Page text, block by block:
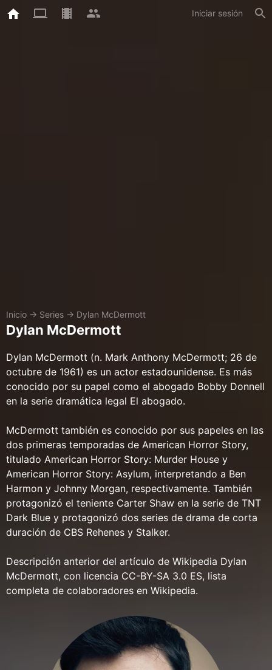
Iniciar sesión
Inicio → Series → Dylan McDermott
Dylan McDermott
Dylan McDermott (n. Mark Anthony McDermott; 26 de
octubre de 1961)​ es un actor estadounidense. Es más
conocido por su papel como el abogado Bobby Donnell
en la serie dramática legal El abogado.
McDermott también es conocido por sus papeles en las
dos primeras temporadas de American Horror Story,
titulado American Horror Story: Murder House y
American Horror Story: Asylum, interpretando a Ben
Harmon y Johnny Morgan, respectivamente. También
protagonizó el teniente Carter Shaw en la serie de TNT
Dark Blue y protagonizó dos series de drama de corta
duración de CBS Rehenes y Stalker.
Descripción anterior del artículo de Wikipedia Dylan
McDermott, con licencia CC-BY-SA 3.0 ES, lista
completa de colaboradores en Wikipedia.